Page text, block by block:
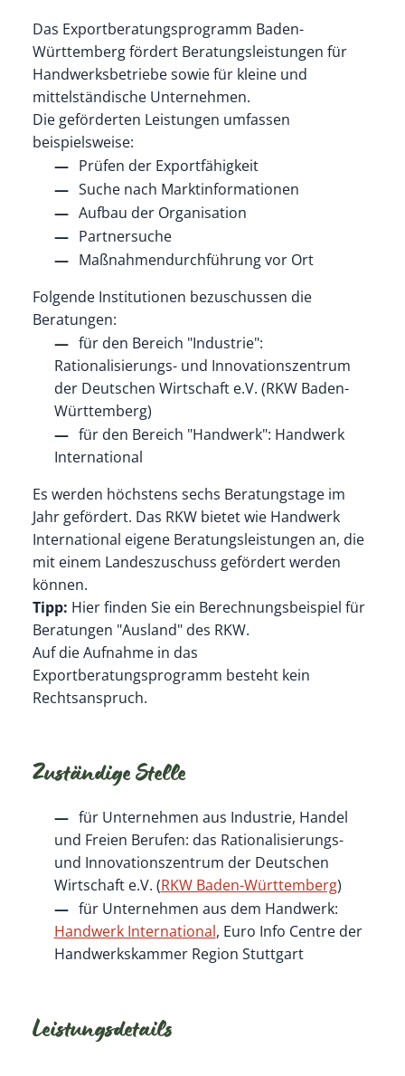
Das Exportberatungsprogramm Baden-
Württemberg fördert Beratungsleistungen für
Handwerksbetriebe sowie für kleine und
mittelständische Unternehmen.
Die geförderten Leistungen umfassen
beispielsweise:
Prüfen der Exportfähigkeit
Suche nach Marktinformationen
Aufbau der Organisation
Partnersuche
Maßnahmendurchführung vor Ort
Folgende Institutionen bezuschussen die
Beratungen:
für den Bereich "Industrie":
Rationalisierungs- und Innovationszentrum
der Deutschen Wirtschaft e.V. (RKW Baden-
Württemberg)
für den Bereich "Handwerk": Handwerk
International
Es werden höchstens sechs Beratungstage im
Jahr gefördert. Das RKW bietet wie Handwerk
International eigene Beratungsleistungen an, die
mit einem Landeszuschuss gefördert werden
können.
Tipp: Hier finden Sie ein Berechnungsbeispiel für
Beratungen "Ausland" des RKW.
Auf die Aufnahme in das
Exportberatungsprogramm besteht kein
Rechtsanspruch.
Zuständige Stelle
für Unternehmen aus Industrie, Handel
und Freien Berufen: das Rationalisierungs-
und Innovationszentrum der Deutschen
Wirtschaft e.V. (RKW Baden-Württemberg)
für Unternehmen aus dem Handwerk:
Handwerk International, Euro Info Centre der
Handwerkskammer Region Stuttgart
Leistungsdetails